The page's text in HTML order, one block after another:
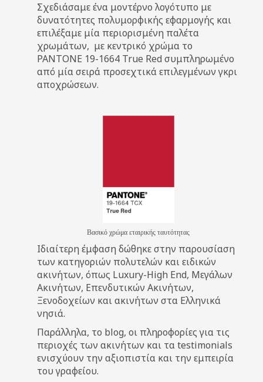
Σχεδιάσαμε ένα μοντέρνο λογότυπο με
δυνατότητες πολυμορφικής εφαρμογής και
επιλέξαμε μία περιορισμένη παλέτα
χρωμάτων, με κεντρικό χρώμα το
PANTONE 19-1664 True Red συμπληρωμένο
από μία σειρά προσεχτικά επιλεγμένων γκρι
αποχρώσεων.
Βασικό χρώμα εταιρικής ταυτότητας
Ιδιαίτερη έμφαση δώθηκε στην παρουσίαση
των κατηγοριών πολυτελών και ειδικών
ακινήτων, όπως Luxury-High End, Μεγάλων
Ακινήτων, Επενδυτικών Ακινήτων,
Ξενοδοχείων και ακινήτων στα Ελληνικά
νησιά.
Παράλληλα, το blog, οι πληροφορίες για τις
περιοχές των ακινήτων και τα testimonials
ενισχύουν την αξιοπιστία και την εμπειρία
του γραφείου.